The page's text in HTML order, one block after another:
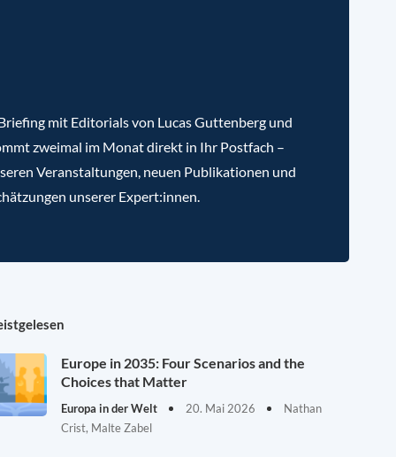
mit Editorials von Lucas Guttenberg und
zweimal im Monat direkt in Ihr Postfach –
Veranstaltungen, neuen Publikationen und
unserer Expert:innen.
Europe in 2035: Four Scenarios and the
Choices that Matter
Europa in der Welt 20. Mai 2026
Nathan
Crist, Malte Zabel